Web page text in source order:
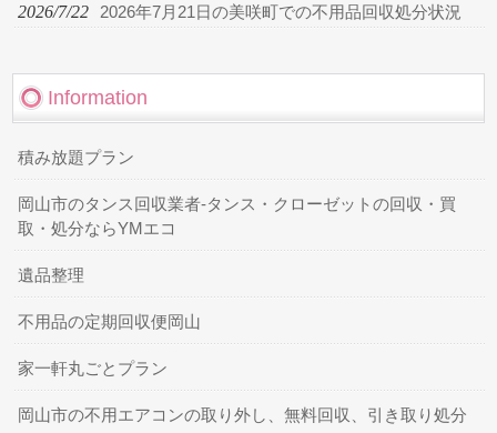
2026/7/22 2026年7月21日の美咲町での不用品回収処分状況
Information
積み放題プラン
岡山市のタンス回収業者-タンス・クローゼットの回収・買
取・処分ならYMエコ
遺品整理
不用品の定期回収便岡山
家一軒丸ごとプラン
岡山市の不用エアコンの取り外し、無料回収、引き取り処分